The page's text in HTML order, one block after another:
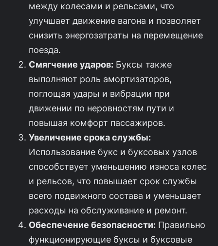
между колесами и рельсами, что
улучшает движение вагона и позволяет
снизить энергозатраты на перемещение
поезда.
Смягчение ударов:Буксы также
выполняют роль амортизаторов,
поглощая удары и вибрации при
движении по неровностям пути и
повышая комфорт пассажиров.
Увеличение срока службы:
Использование букс и буксовых узлов
способствует уменьшению износа колес
и рельсов, что повышает срок службы
всего подвижного состава и уменьшает
расходы на обслуживание и ремонт.
Обеспечение безопасности:Правильно
функционирующие буксы и буксовые